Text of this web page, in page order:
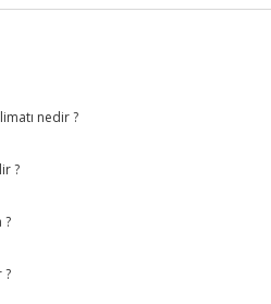
nedir ?
?
?
?